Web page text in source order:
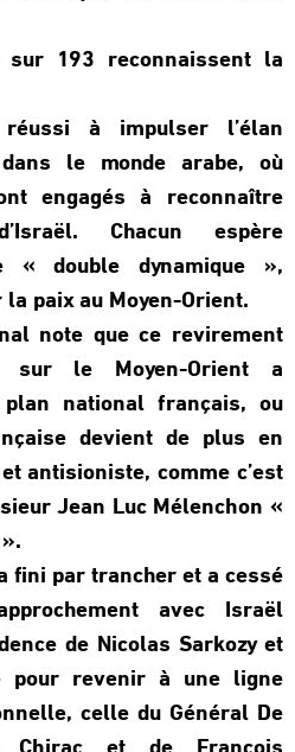
sur 193 reconnaissent la
à impulser l’élan
le monde arabe, où
engagés à reconnaître
Chacun espère
« double dynamique »,
paix au Moyen-Orient.
note que ce revirement
sur le Moyen-Orient a
national français, ou
devient de plus en
antisioniste, comme c’est
Jean Luc Mélenchon «
fini par trancher et a cessé
avec Israël
de Nicolas Sarkozy et
pour revenir à une ligne
celle du Général De